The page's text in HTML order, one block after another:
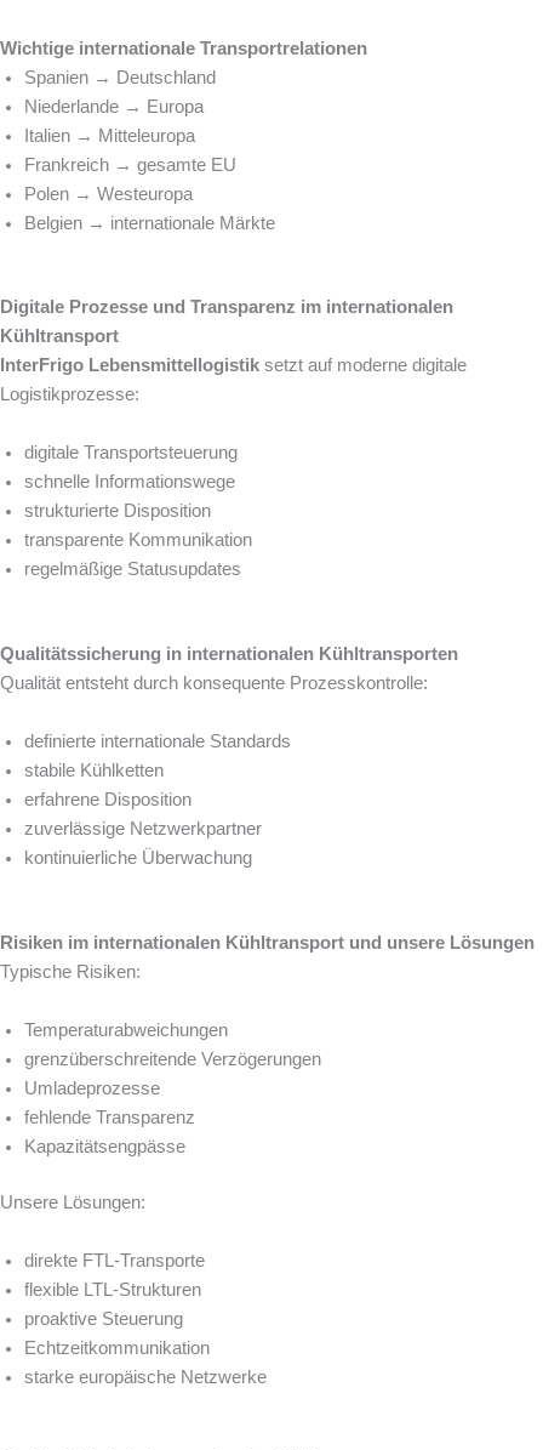
Wichtige internationale Transportrelationen
Spanien → Deutschland
Niederlande → Europa
Italien → Mitteleuropa
Frankreich → gesamte EU
Polen → Westeuropa
Belgien → internationale Märkte
Digitale Prozesse und Transparenz im internationalen
Kühltransport
InterFrigo Lebensmittellogistik setzt auf moderne digitale
Logistikprozesse:
digitale Transportsteuerung
schnelle Informationswege
strukturierte Disposition
transparente Kommunikation
regelmäßige Statusupdates
Qualitätssicherung in internationalen Kühltransporten
Qualität entsteht durch konsequente Prozesskontrolle:
definierte internationale Standards
stabile Kühlketten
erfahrene Disposition
zuverlässige Netzwerkpartner
kontinuierliche Überwachung
Risiken im internationalen Kühltransport und unsere Lösungen
Typische Risiken:
Temperaturabweichungen
grenzüberschreitende Verzögerungen
Umladeprozesse
fehlende Transparenz
Kapazitätsengpässe
Unsere Lösungen:
direkte FTL-Transporte
flexible LTL-Strukturen
proaktive Steuerung
Echtzeitkommunikation
starke europäische Netzwerke